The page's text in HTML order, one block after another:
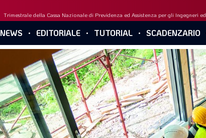
Trimestrale della Cassa Nazionale di Previdenza ed Assistenza per gli Ingegneri
NEWS EDITORIALE TUTORIAL SCADENZARIO